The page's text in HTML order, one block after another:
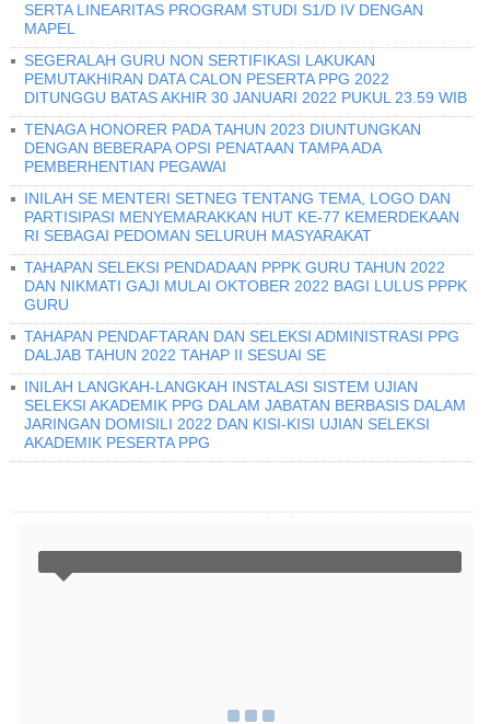
SERTA LINEARITAS PROGRAM STUDI S1/D IV DENGAN
MAPEL
SEGERALAH GURU NON SERTIFIKASI LAKUKAN
PEMUTAKHIRAN DATA CALON PESERTA PPG 2022
DITUNGGU BATAS AKHIR 30 JANUARI 2022 PUKUL 23.59 WIB
TENAGA HONORER PADA TAHUN 2023 DIUNTUNGKAN
DENGAN BEBERAPA OPSI PENATAAN TAMPA ADA
PEMBERHENTIAN PEGAWAI
INILAH SE MENTERI SETNEG TENTANG TEMA, LOGO DAN
PARTISIPASI MENYEMARAKKAN HUT KE-77 KEMERDEKAAN
RI SEBAGAI PEDOMAN SELURUH MASYARAKAT
TAHAPAN SELEKSI PENDADAAN PPPK GURU TAHUN 2022
DAN NIKMATI GAJI MULAI OKTOBER 2022 BAGI LULUS PPPK
GURU
TAHAPAN PENDAFTARAN DAN SELEKSI ADMINISTRASI PPG
DALJAB TAHUN 2022 TAHAP II SESUAI SE
INILAH LANGKAH-LANGKAH INSTALASI SISTEM UJIAN
SELEKSI AKADEMIK PPG DALAM JABATAN BERBASIS DALAM
JARINGAN DOMISILI 2022 DAN KISI-KISI UJIAN SELEKSI
AKADEMIK PESERTA PPG